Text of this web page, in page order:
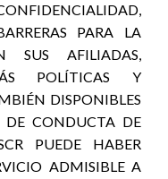
PARA LA
SUS AFILIADAS,
POLÍTICAS Y
DISPONIBLES
CONDUCTA DE
PUEDE HABER
ADMISIBLE A